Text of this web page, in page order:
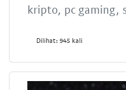
kripto, pc gaming,
Dilihat: 945 kali